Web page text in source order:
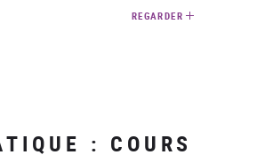
REGARDER
: COURS